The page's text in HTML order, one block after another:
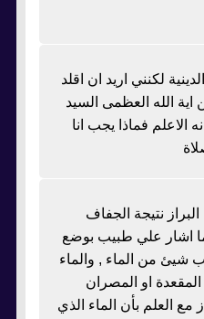
لكنني اريد ان اقلد
الله العظمى السيد
الاعلم فماذا يجب انا
نتيجة الجفاف
اشار علي طبيب بوضع
من الماء , والماء
او المصران
مع العلم بأن الماء الذي